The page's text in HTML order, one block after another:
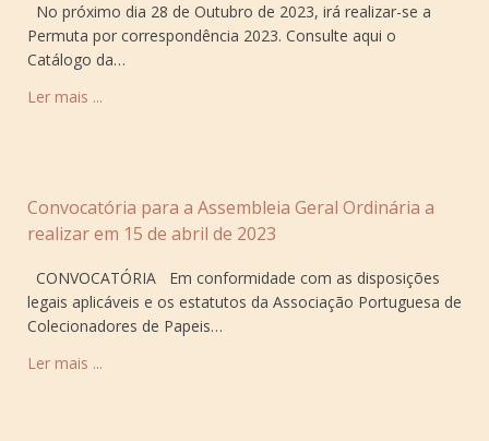
No próximo dia 28 de Outubro de 2023, irá realizar-se a
Permuta por correspondência 2023. Consulte aqui o
Catálogo da…
Ler mais ...
Convocatória para a Assembleia Geral Ordinária a
realizar em 15 de abril de 2023
CONVOCATÓRIA Em conformidade com as disposições
legais aplicáveis e os estatutos da Associação Portuguesa de
Colecionadores de Papeis…
Ler mais ...